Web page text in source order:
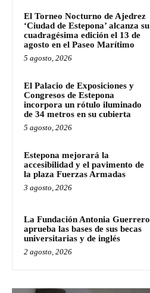
El Torneo Nocturno de Ajedrez
‘Ciudad de Estepona’ alcanza su
cuadragésima edición el 13 de
agosto en el Paseo Marítimo
5 agosto, 2026
El Palacio de Exposiciones y
Congresos de Estepona
incorpora un rótulo iluminado
de 34 metros en su cubierta
5 agosto, 2026
Estepona mejorará la
accesibilidad y el pavimento de
la plaza Fuerzas Armadas
3 agosto, 2026
La Fundación Antonia Guerrero
aprueba las bases de sus becas
universitarias y de inglés
2 agosto, 2026